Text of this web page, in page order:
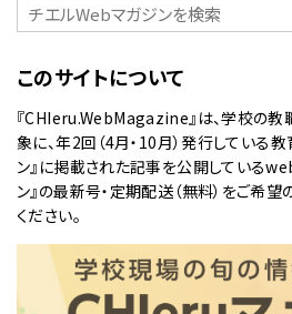
このサイトについて
『CHIeru.WebMagazine』は、学校の
象に、年2回（4月・10月）発行している
ン』に掲載された記事を公開している
ン』の最新号・定期配送（無料）をご希望
ください。